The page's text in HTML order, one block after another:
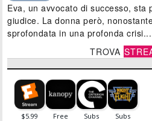
Eva, un avvocato di successo, sta
giudice. La donna però,
sprofondata in una profonda crisi...
TROVA